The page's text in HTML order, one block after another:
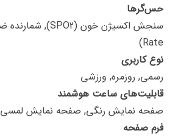
حس‌گرها
Rate)
نوع کاربری
رسمی, روزمره, ورزشی
قابلیت‌های ساعت هوشمند
صفحه نمایش رنگی, صفحه نمایش لمسی
فرم صفحه